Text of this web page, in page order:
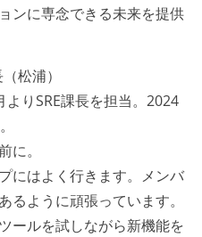
ンに専念できる未来を提供
松浦）
よりSRE課長を担当。2024
に。
にはよく行きます。メンバ
るように頑張っています。
ールを試しながら新機能を